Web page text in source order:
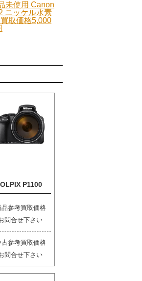
未使用 Canon
ニッケル水素
取価格5,000
P1100
品参考買取価格
問合せ下さい
古参考買取価格
問合せ下さい